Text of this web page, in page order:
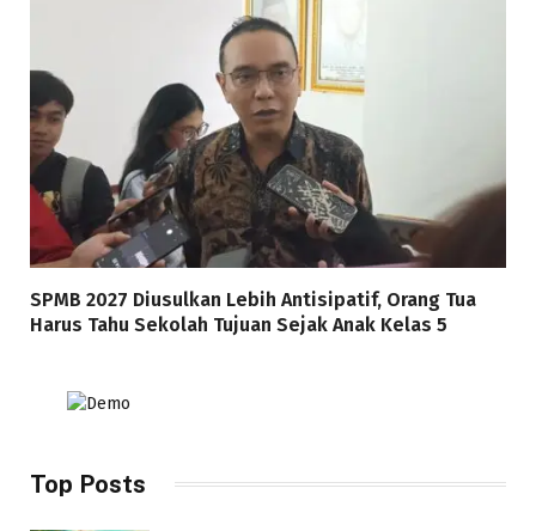
SPMB 2027 Diusulkan Lebih Antisipatif, Orang Tua
Harus Tahu Sekolah Tujuan Sejak Anak Kelas 5
Top Posts